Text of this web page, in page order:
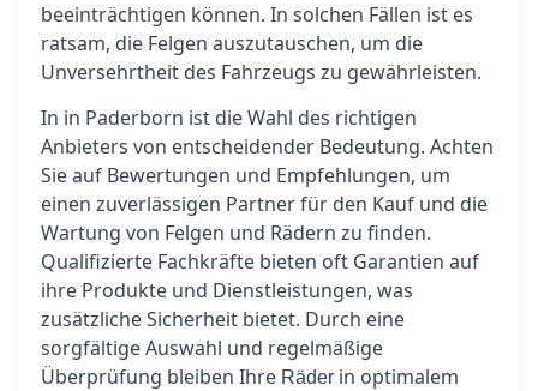
beeinträchtigen können. In solchen Fällen ist es
ratsam, die Felgen auszutauschen, um die
Unversehrtheit des Fahrzeugs zu gewährleisten.
In in Paderborn ist die Wahl des richtigen
Anbieters von entscheidender Bedeutung. Achten
Sie auf Bewertungen und Empfehlungen, um
einen zuverlässigen Partner für den Kauf und die
Wartung von Felgen und Rädern zu finden.
Qualifizierte Fachkräfte bieten oft Garantien auf
ihre Produkte und Dienstleistungen, was
zusätzliche Sicherheit bietet. Durch eine
sorgfältige Auswahl und regelmäßige
Überprüfung bleiben Ihre Räder in optimalem